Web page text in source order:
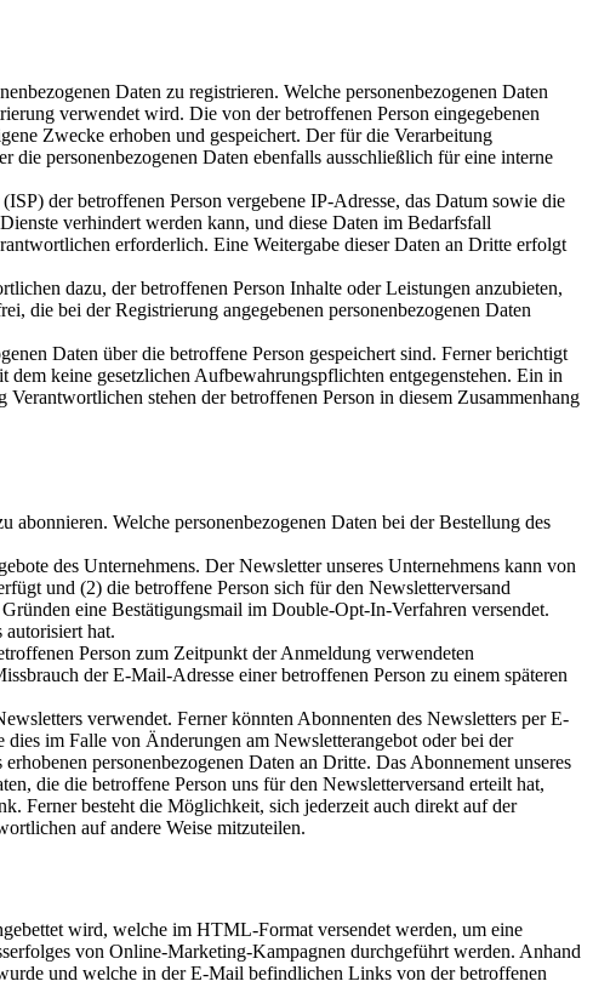
Daten zu registrieren. Welche personenbezogenen Daten
verwendet wird. Die von der betroffenen Person eingegebenen
Zwecke erhoben und gespeichert. Der für die Verarbeitung
die personenbezogenen Daten ebenfalls ausschließlich für eine interne
der betroffenen Person vergebene IP-Adresse, das Datum sowie die
verhindert werden kann, und diese Daten im Bedarfsfall
erforderlich. Eine Weitergabe dieser Daten an Dritte erfolgt
dazu, der betroffenen Person Inhalte oder Leistungen anzubieten,
die bei der Registrierung angegebenen personenbezogenen Daten
Daten über die betroffene Person gespeichert sind. Ferner berichtigt
keine gesetzlichen Aufbewahrungspflichten entgegenstehen. Ein in
stehen der betroffenen Person in diesem Zusammenhang
Welche personenbezogenen Daten bei der Bestellung des
des Unternehmens. Der Newsletter unseres Unternehmens kann von
und (2) die betroffene Person sich für den Newsletterversand
eine Bestätigungsmail im Double-Opt-In-Verfahren versendet.
hat.
Person zum Zeitpunkt der Anmeldung verwendeten
der E-Mail-Adresse einer betroffenen Person zu einem späteren
verwendet. Ferner könnten Abonnenten des Newsletters per E-
im Falle von Änderungen am Newsletterangebot oder bei der
personenbezogenen Daten an Dritte. Das Abonnement unseres
die die betroffene Person uns für den Newsletterversand erteilt hat,
Ferner besteht die Möglichkeit, sich jederzeit auch direkt auf der
auf andere Weise mitzuteilen.
wird, welche im HTML-Format versendet werden, um eine
von Online-Marketing-Kampagnen durchgeführt werden. Anhand
und welche in der E-Mail befindlichen Links von der betroffenen